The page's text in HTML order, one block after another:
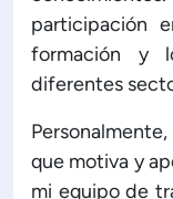
participación
formación y
diferentes
que motiva y
mi equipo de